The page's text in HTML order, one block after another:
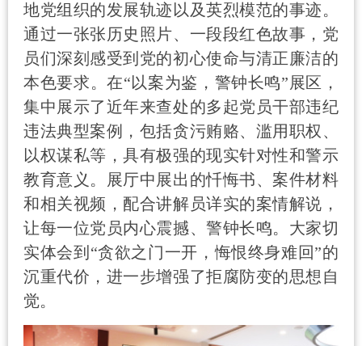
地党组织的发展轨迹以及英烈模范的事迹。
通过一张张历史照片、一段段红色故事，党
员们深刻感受到党的初心使命与清正廉洁的
本色要求。在“以案为鉴，警钟长鸣”展区 ，
集中展示了近年来查处的多起党员干部违纪
违法典型案例，包括贪污贿赂、滥用职权、
以权谋私等，具有极强的现实针对性和警示
教育意义。展厅中展出的忏悔书、案件材料
和相关视频，配合讲解员详实的案情解说，
让每一位党员内心震撼、警钟长鸣。大家切
实体会到 “贪欲之门一开，悔恨终身难回”的
沉重代价，进一步增强了拒腐防变的思想自
觉。